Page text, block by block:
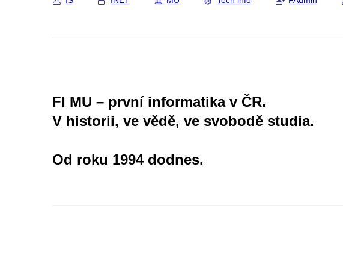
FI MU – první informatika v ČR.
V historii, ve vědě, ve svobodě studia.
Od roku 1994 dodnes.